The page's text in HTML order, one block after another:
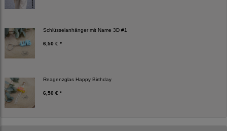
Schlüsselanhänger mit Name 3D #1
6,50 € *
Reagenzglas Happy Birthday
6,50 € *